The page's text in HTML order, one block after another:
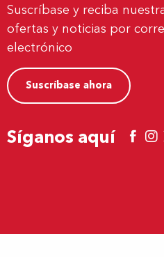
Suscríbase y reciba
ofertas y noticias por
electrónico
Suscríbase ahora
Síganos aquí